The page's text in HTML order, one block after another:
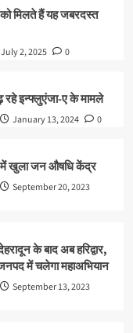
मिलते हैं यह जबरदस्त
July 2, 2025 0
रहे इन्फ्लुएंजा-ए के मामले
January 13, 2024 0
खुला जन औषधि केंद्र
September 20, 2023
के बाद अब हरिद्वार,
में चलेगा महाअभियान
September 13, 2023